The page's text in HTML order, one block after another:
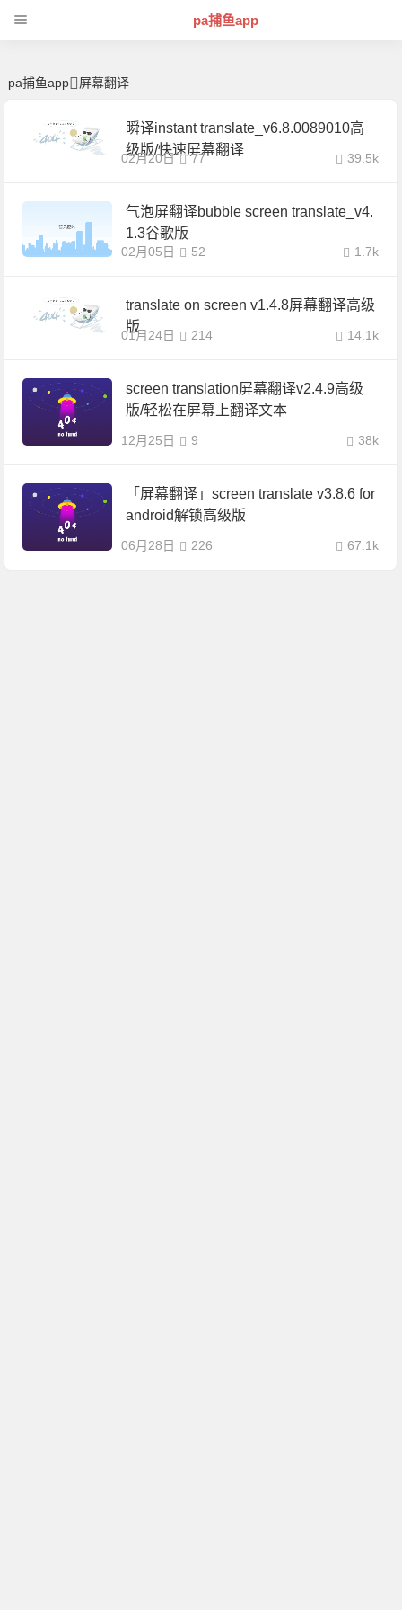
pa捕鱼app
pa捕鱼app 屏幕翻译
瞬译instant translate_v6.8.0089010高
级版/快速屏幕翻译
02月20日 39.5k
77
气泡屏翻译bubble screen translate_v4.
1.3谷歌版
02月05日 1.7k
52
translate on screen v1.4.8屏幕翻译高级
版
01月24日 14.1k
214
screen translation屏幕翻译v2.4.9高级
版/轻松在屏幕上翻译文本
12月25日 38k
9
「屏幕翻译」screen translate v3.8.6 for
android解锁高级版
06月28日 67.1k
226